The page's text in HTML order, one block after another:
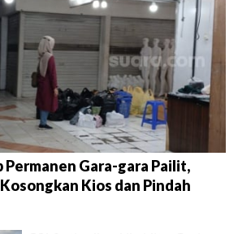
Permanen Gara-gara Pailit,
Kios dan Pindah